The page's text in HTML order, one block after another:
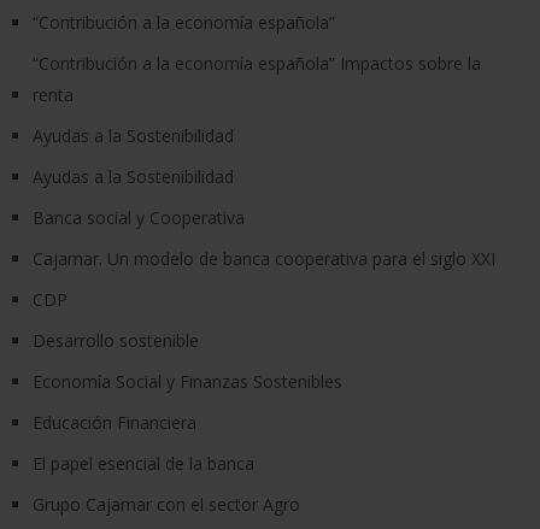
“Contribución a la economía española”
“Contribución a la economía española” Impactos sobre la
renta
Ayudas a la Sostenibilidad
Ayudas a la Sostenibilidad
Banca social y Cooperativa
Cajamar. Un modelo de banca cooperativa para el siglo XXI
CDP
Desarrollo sostenible
Economía Social y Finanzas Sostenibles
Educación Financiera
El papel esencial de la banca
Grupo Cajamar con el sector Agro